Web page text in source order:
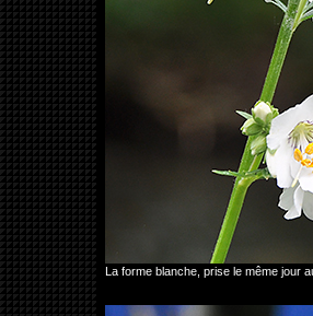
La forme blanche, prise le même jour